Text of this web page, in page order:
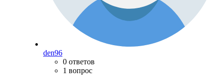
den96
0 ответов
1 вопрос